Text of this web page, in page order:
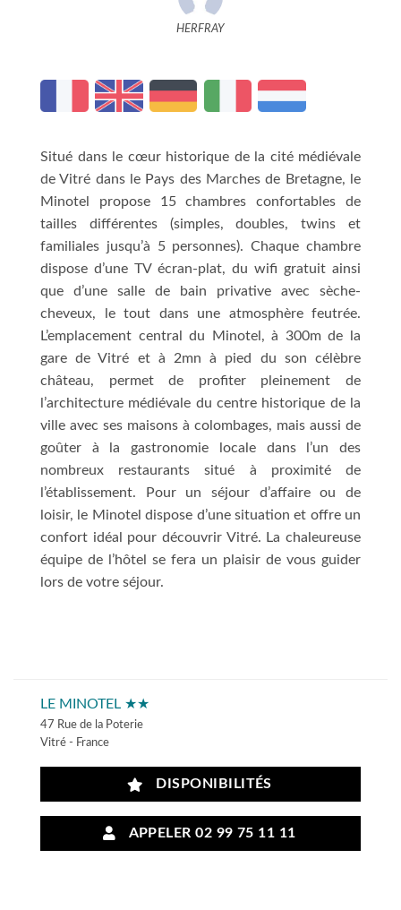
HERFRAY
Situé dans le cœur historique de la cité médiévale
de Vitré dans le Pays des Marches de Bretagne, le
Minotel propose 15 chambres confortables de
tailles différentes (simples, doubles, twins et
familiales jusqu’à 5 personnes). Chaque chambre
dispose d’une TV écran-plat, du wifi gratuit ainsi
que d’une salle de bain privative avec sèche-
cheveux, le tout dans une atmosphère feutrée.
L’emplacement central du Minotel, à 300m de la
gare de Vitré et à 2mn à pied du son célèbre
château, permet de profiter pleinement de
l’architecture médiévale du centre historique de la
ville avec ses maisons à colombages, mais aussi de
goûter à la gastronomie locale dans l’un des
nombreux restaurants situé à proximité de
l’établissement. Pour un séjour d’affaire ou de
loisir, le Minotel dispose d’une situation et offre un
confort idéal pour découvrir Vitré. La chaleureuse
équipe de l’hôtel se fera un plaisir de vous guider
lors de votre séjour.
LE MINOTEL ★★
47 Rue de la Poterie
Vitré - France
DISPONIBILITÉS
APPELER 02 99 75 11 11